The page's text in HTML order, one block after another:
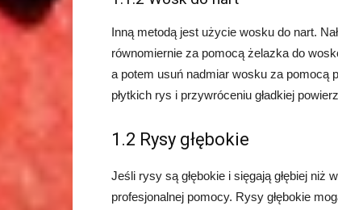
Inną metodą jest użycie wosku do nart.
równomiernie za pomocą żelazka do
a potem usuń nadmiar wosku za pomocą
płytkich rys i przywróceniu gładkiej
1.2 Rysy głębokie
Jeśli rysy są głębokie i sięgają głębiej
profesjonalnej pomocy. Rysy głębokie